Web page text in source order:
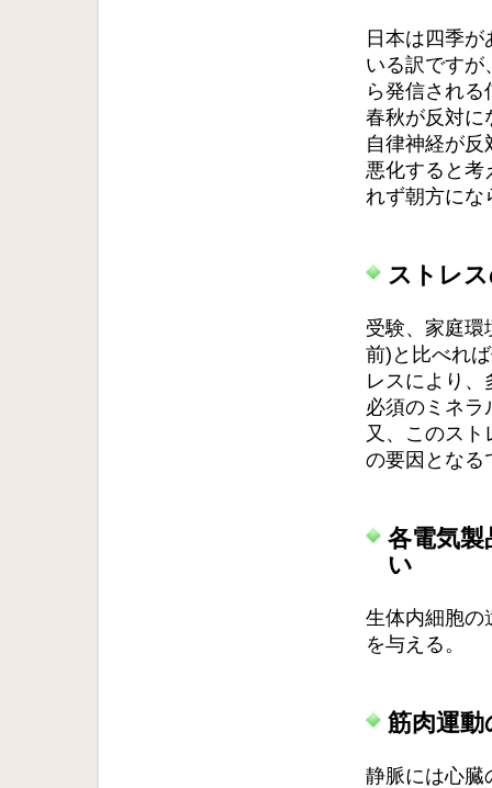
日本は四季
いる訳ですが
ら発信され
春秋が反対に
自律神経が
悪化すると考
れず朝方にな
ストレ
受験、家庭環
前)と比べれ
レスにより
必須のミネラ
又、このス
の要因となる
各電気
い
生体内細胞の
を与える。
筋肉運
静脈には心臓